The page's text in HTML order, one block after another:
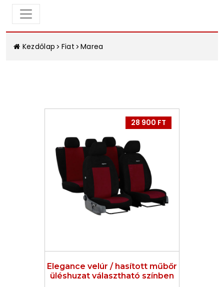
Kezdőlap Fiat Marea
28 900 FT
Elegance velúr / hasított műbőr
üléshuzat választható színben